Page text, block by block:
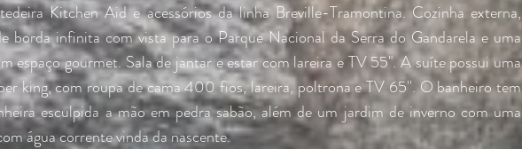
Kitchen Aid e acessórios da linha Breville-Tramontina. Cozinha externa,
borda infinita com vista para o Parque Nacional da Serra do Gandarela e uma
espaço gourmet. Sala de jantar e estar com lareira e TV 55". A suíte possui uma
king, com roupa de cama 400 fios, lareira, poltrona e TV 65''. O banheiro tem
esculpida a mão em pedra sabão, além de um jardim de inverno com uma
água corrente vinda da nascente.